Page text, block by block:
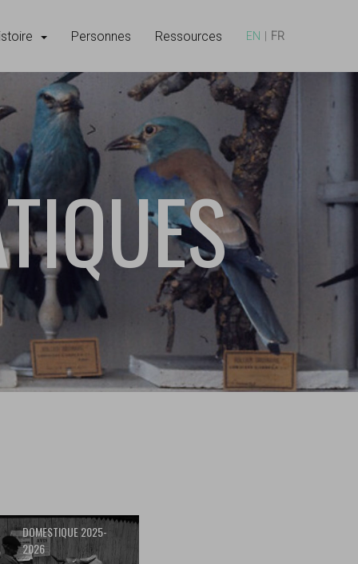
Personnes Ressources EN FR
DOMESTIQUE 2025-
2026